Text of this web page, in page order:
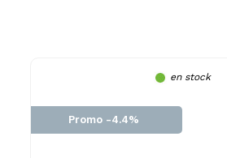
en stock
Promo -4.4%